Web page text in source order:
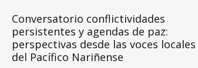
Conversatorio conflictividades
persistentes y agendas de paz:
perspectivas desde las voces locales
del Pacífico Nariñense